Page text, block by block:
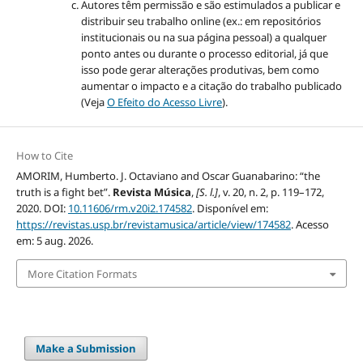
Autores têm permissão e são estimulados a publicar e
distribuir seu trabalho online (ex.: em repositórios
institucionais ou na sua página pessoal) a qualquer
ponto antes ou durante o processo editorial, já que
isso pode gerar alterações produtivas, bem como
aumentar o impacto e a citação do trabalho publicado
(VejaO Efeito do Acesso Livre).
How to Cite
AMORIM, Humberto. J. Octaviano and Oscar Guanabarino: “the
truth is a fight bet”. Revista Música,[S. l.], v. 20, n. 2, p. 119–172,
2020. DOI: 10.11606/rm.v20i2.174582. Disponível em:
https://revistas.usp.br/revistamusica/article/view/174582. Acesso
em: 5 aug. 2026.
More Citation Formats
Make a Submission